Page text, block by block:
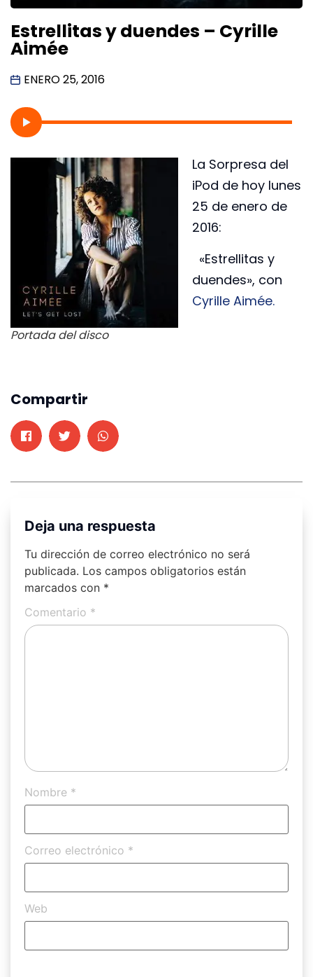
Estrellitas y duendes – Cyrille
Aimée
ENERO 25, 2016
Portada del disco
La Sorpresa del
iPod de hoy lunes
25 de enero de
2016:
«Estrellitas y
duendes», con
Cyrille Aimée.
Compartir
Deja una respuesta
Tu dirección de correo electrónico no será
publicada. Los campos obligatorios están
marcados con *
Comentario *
Nombre *
Correo electrónico *
Web